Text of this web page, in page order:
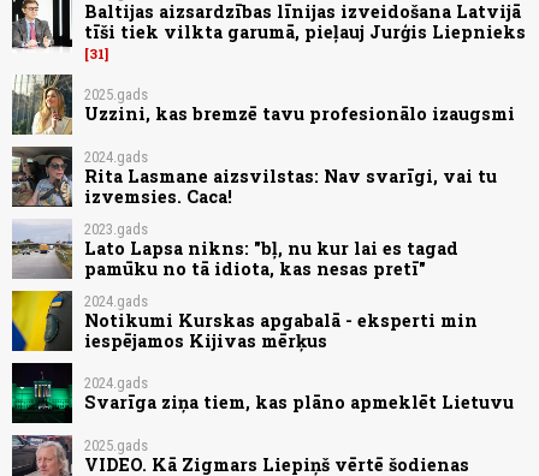
Baltijas aizsardzības līnijas izveidošana Latvijā
tīši tiek vilkta garumā, pieļauj Jurģis Liepnieks
31
2025.gads
Uzzini, kas bremzē tavu profesionālo izaugsmi
2024.gads
Rita Lasmane aizsvilstas: Nav svarīgi, vai tu
izvemsies. Caca!
2023.gads
Lato Lapsa nikns: "bļ, nu kur lai es tagad
pamūku no tā idiota, kas nesas pretī"
2024.gads
Notikumi Kurskas apgabalā - eksperti min
iespējamos Kijivas mērķus
2024.gads
Svarīga ziņa tiem, kas plāno apmeklēt Lietuvu
2025.gads
VIDEO. Kā Zigmars Liepiņš vērtē šodienas